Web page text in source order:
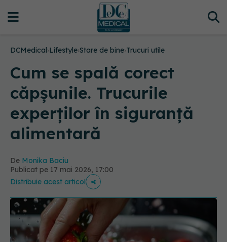
DCMedical›Lifestyle›Stare de bine›Trucuri utile
Cum se spală corect
căpșunile. Trucurile
experților în siguranță
alimentară
De Monika Baciu
Publicat pe 17 mai 2026, 17:00
Distribuie acest articol